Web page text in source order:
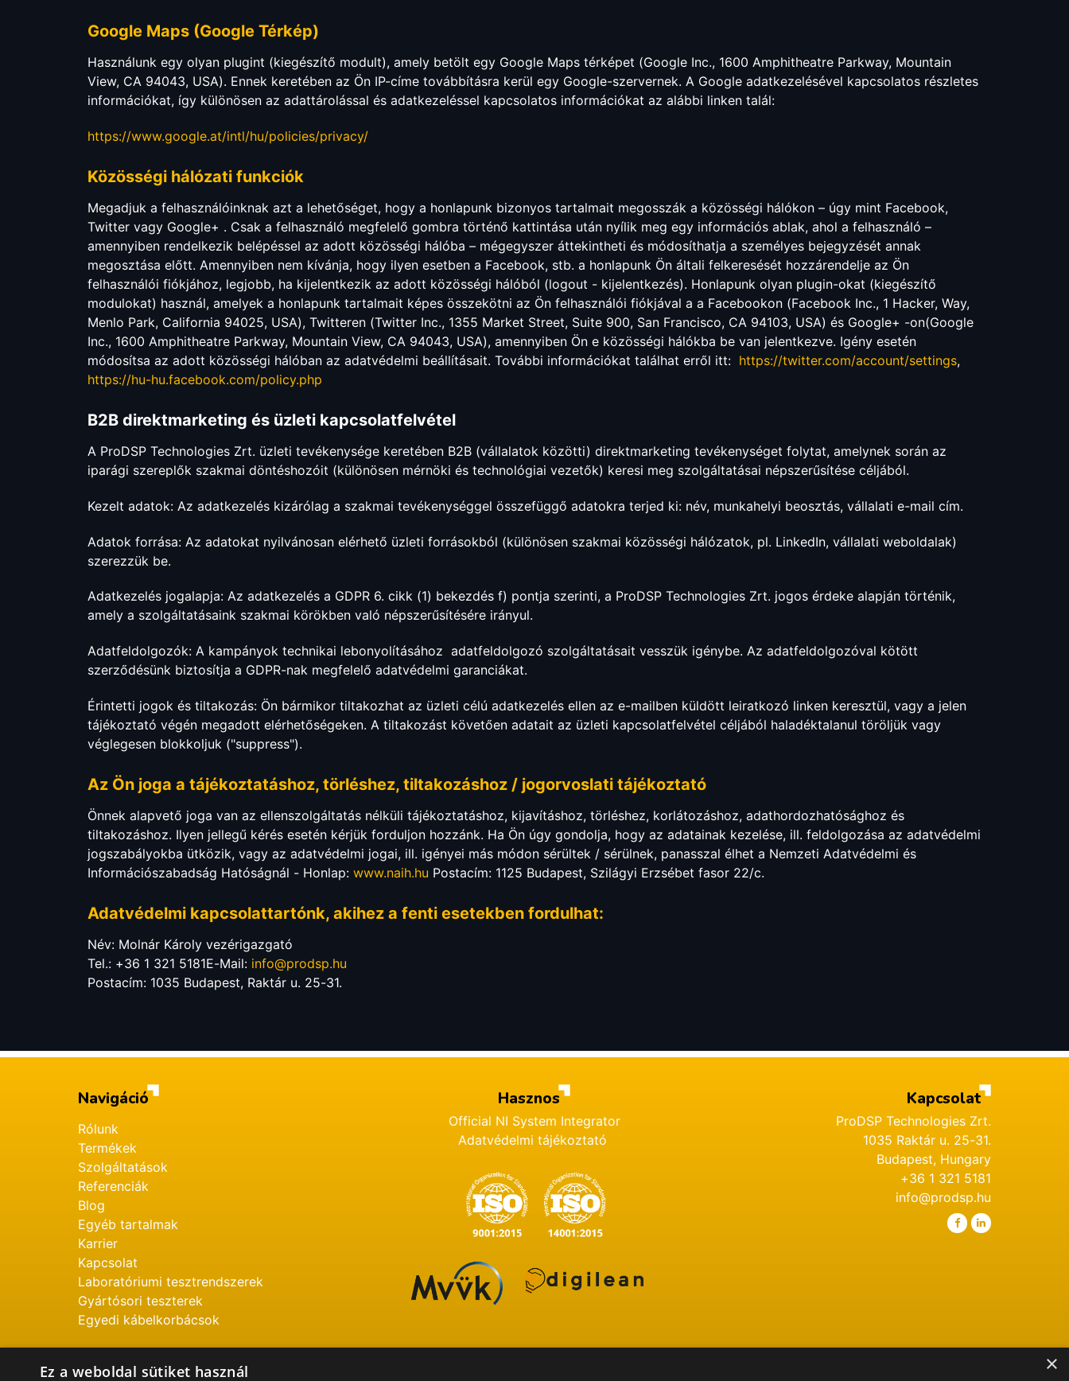
Google Maps (Google Térkép)
Használunk egy olyan plugint (kiegészítő modult), amely betölt egy Google Maps térképet (Google Inc., 1600 Amphitheatre Parkway, Mountain
View, CA 94043, USA). Ennek keretében az Ön IP-címe továbbításra kerül egy Google-szervernek. A Google adatkezelésével kapcsolatos részletes
információkat, így különösen az adattárolással és adatkezeléssel kapcsolatos információkat az alábbi linken talál:
https://www.google.at/intl/hu/policies/privacy/
Közösségi hálózati funkciók
Megadjuk a felhasználóinknak azt a lehetőséget, hogy a honlapunk bizonyos tartalmait megosszák a közösségi hálókon – úgy mint Facebook,
Twitter vagy Google+ . Csak a felhasználó megfelelő gombra történő kattintása után nyílik meg egy információs ablak, ahol a felhasználó –
amennyiben rendelkezik belépéssel az adott közösségi hálóba – mégegyszer áttekintheti és módosíthatja a személyes bejegyzését annak
megosztása előtt. Amennyiben nem kívánja, hogy ilyen esetben a Facebook, stb. a honlapunk Ön általi felkeresését hozzárendelje az Ön
felhasználói fiókjához, legjobb, ha kijelentkezik az adott közösségi hálóból (logout - kijelentkezés). Honlapunk olyan plugin-okat (kiegészítő
modulokat) használ, amelyek a honlapunk tartalmait képes összekötni az Ön felhasználói fiókjával a a Facebookon (Facebook Inc., 1 Hacker, Way,
Menlo Park, California 94025, USA), Twitteren (Twitter Inc., 1355 Market Street, Suite 900, San Francisco, CA 94103, USA) és Google+ -on(Google
Inc., 1600 Amphitheatre Parkway, Mountain View, CA 94043, USA), amennyiben Ön e közösségi hálókba be van jelentkezve. Igény esetén
módosítsa az adott közösségi hálóban az adatvédelmi beállításait. További információkat találhat erről itt: https://twitter.com/account/settings,
https://hu-hu.facebook.com/policy.php
B2B direktmarketing és üzleti kapcsolatfelvétel
A ProDSP Technologies Zrt. üzleti tevékenysége keretében B2B (vállalatok közötti) direktmarketing tevékenységet folytat, amelynek során az
iparági szereplők szakmai döntéshozóit (különösen mérnöki és technológiai vezetők) keresi meg szolgáltatásai népszerűsítése céljából.
Kezelt adatok: Az adatkezelés kizárólag a szakmai tevékenységgel összefüggő adatokra terjed ki: név, munkahelyi beosztás, vállalati e-mail cím.
Adatok forrása: Az adatokat nyilvánosan elérhető üzleti forrásokból (különösen szakmai közösségi hálózatok, pl. LinkedIn, vállalati weboldalak)
szerezzük be.
Adatkezelés jogalapja: Az adatkezelés a GDPR 6. cikk (1) bekezdés f) pontja szerinti, a ProDSP Technologies Zrt. jogos érdeke alapján történik,
amely a szolgáltatásaink szakmai körökben való népszerűsítésére irányul.
Adatfeldolgozók: A kampányok technikai lebonyolításához adatfeldolgozó szolgáltatásait vesszük igénybe. Az adatfeldolgozóval kötött
szerződésünk biztosítja a GDPR-nak megfelelő adatvédelmi garanciákat.
Érintetti jogok és tiltakozás: Ön bármikor tiltakozhat az üzleti célú adatkezelés ellen az e-mailben küldött leiratkozó linken keresztül, vagy a jelen
tájékoztató végén megadott elérhetőségeken. A tiltakozást követően adatait az üzleti kapcsolatfelvétel céljából haladéktalanul töröljük vagy
véglegesen blokkoljuk ("suppress").
Az Ön joga a tájékoztatáshoz, törléshez, tiltakozáshoz / jogorvoslati tájékoztató
Önnek alapvető joga van az ellenszolgáltatás nélküli tájékoztatáshoz, kijavításhoz, törléshez, korlátozáshoz, adathordozhatósághoz és
tiltakozáshoz. Ilyen jellegű kérés esetén kérjük forduljon hozzánk. Ha Ön úgy gondolja, hogy az adatainak kezelése, ill. feldolgozása az adatvédelmi
jogszabályokba ütközik, vagy az adatvédelmi jogai, ill. igényei más módon sérültek / sérülnek, panasszal élhet a Nemzeti Adatvédelmi és
Információszabadság Hatóságnál - Honlap: www.naih.hu Postacím: 1125 Budapest, Szilágyi Erzsébet fasor 22/c.
Adatvédelmi kapcsolattartónk, akihez a fenti esetekben fordulhat:
Név: Molnár Károly vezérigazgató
Tel.: +36 1 321 5181E-Mail: info@prodsp.hu
Postacím: 1035 Budapest, Raktár u. 25-31.
Navigáció
Rólunk
Termékek
Szolgáltatások
Referenciák
Blog
Egyéb tartalmak
Karrier
Kapcsolat
Laboratóriumi tesztrendszerek
Gyártósori teszterek
Egyedi kábelkorbácsok
Hasznos
Official NI System Integrator
Adatvédelmi tájékoztató
Kapcsolat
ProDSP Technologies Zrt.
1035 Raktár u. 25-31.
Budapest, Hungary
+36 1 321 5181
info@prodsp.hu
×
Ez a weboldal sütiket használ